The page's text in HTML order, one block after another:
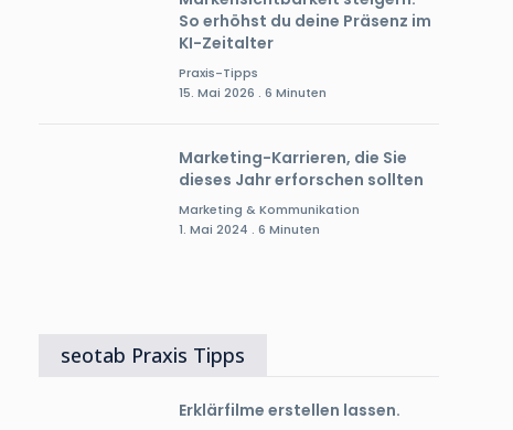
So erhöhst du deine Präsenz im
KI-Zeitalter
Praxis-Tipps
15. Mai 2026 . 6 Minuten
Marketing-Karrieren, die Sie
dieses Jahr erforschen sollten
Marketing & Kommunikation
1. Mai 2024 . 6 Minuten
seotab Praxis Tipps
Erklärfilme erstellen lassen.